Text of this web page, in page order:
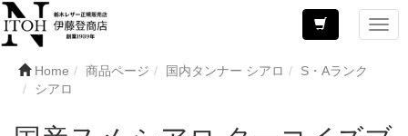
Home 商品ページ 国内タンナー シアロ
S・Aランク
シアロ